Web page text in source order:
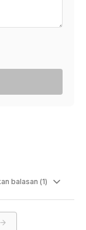
balasan (1)